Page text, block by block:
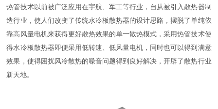
热管技术以前被广泛应用在宇航、军工等行业，自从被引入散热器制
造行业，使人们改变了传统水冷板散热器的设计思路，摆脱了单纯依
靠高风量电机来获得更好散热效果的单一散热模式，采用热管技术使
得水冷板散热器即便采用低转速、低风量电机，同时也可以得到满意
效果，使得困扰风冷散热的噪音问题得到良好解决，开辟了散热行业
新天地。